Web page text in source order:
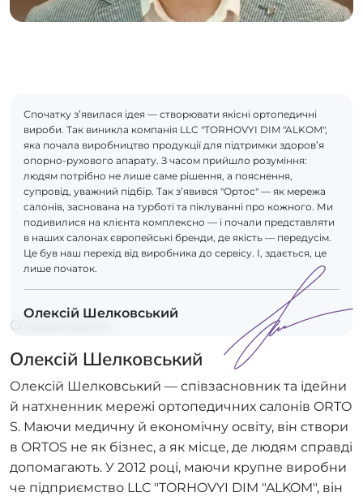
Спочатку з’явилася ідея — створювати якісні ортопедичні
вироби. Так виникла компанія LLC "TORHOVYI DIM "ALKOM",
яка почала виробництво продукції для підтримки здоров’я
опорно-рухового апарату. З часом прийшло розуміння:
людям потрібно не лише саме рішення, а пояснення,
супровід, уважний підбір. Так з’явився "Ортос" — як мережа
салонів, заснована на турботі та піклуванні про кожного. Ми
подивилися на клієнта комплексно — і почали представляти
в наших салонах європейські бренди, де якість — передусім.
Це був наш перехід від виробника до сервісу. І, здається, це
лише початок.
Олексій Шелковський
Співзасновник
Олексій Шелковський
Олексій Шелковський — співзасновник та ідейни
й натхненник мережі ортопедичних салонів ORTO
S. Маючи медичну й економічну освіту, він створи
в ORTOS не як бізнес, а як місце, де людям справді
допомагають. У 2012 році, маючи крупне виробни
че підприємство LLC "TORHOVYI DIM "ALKOM", він